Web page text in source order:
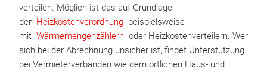
verteilen. Möglich ist das auf Grundlage
der Heizkostenverordnung beispielsweise
mit Wärmemengenzählern oder Heizkostenverteilern. Wer
sich bei der Abrechnung unsicher ist, findet Unterstützung
bei Vermieterverbänden wie dem örtlichen Haus- und